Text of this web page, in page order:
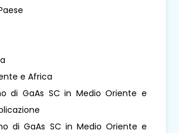
e Africa
di GaAs SC in Medio Oriente e
di GaAs SC in Medio Oriente e